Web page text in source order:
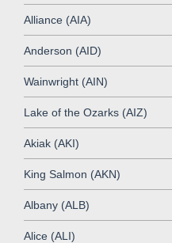
Alliance (AIA)
Anderson (AID)
Wainwright (AIN)
Lake of the Ozarks (AIZ)
Akiak (AKI)
King Salmon (AKN)
Albany (ALB)
Alice (ALI)